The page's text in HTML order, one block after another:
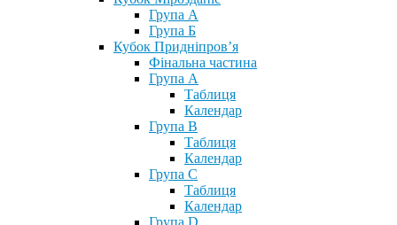
Група А
Група Б
Кубок Придніпров’я
Фінальна частина
Група А
Таблиця
Календар
Група В
Таблиця
Календар
Група С
Таблиця
Календар
Група D